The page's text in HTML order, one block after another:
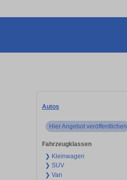
Autos
Hier Angebot veröffentlichen
Fahrzeugklassen
❯ Kleinwagen
❯ SUV
❯ Van